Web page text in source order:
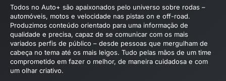
Todos no Auto+ são apaixonados pelo universo sobre rodas –
automóveis, motos e velocidade nas pistas on e off-road.
Produzimos conteúdo orientado para uma informação de
qualidade e precisa, capaz de se comunicar com os mais
variados perfis de público – desde pessoas que mergulham de
cabeça no tema até os mais leigos. Tudo pelas mãos de um time
comprometido em fazer o melhor, de maneira cuidadosa e com
um olhar criativo.